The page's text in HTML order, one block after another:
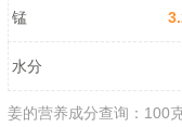
锰
水分
姜的营养成分查询：100